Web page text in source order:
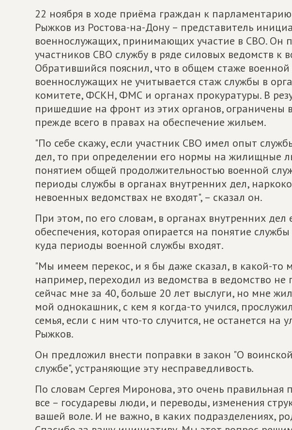
22 ноября в ходе приёма граждан к
Рыжков из Ростова-на-Дону – представитель
военнослужащих, принимающих участие в СВО. Он
участников СВО службу в ряде силовых ведомств к
Обратившийся пояснил, что в общем стаже
военнослужащих не учитывается стаж службы в
комитете, ФСКН, ФМС и органах прокуратуры. В
пришедшие на фронт из этих органов, ограничены
прежде всего в правах на обеспечение жильем.
"По себе скажу, если участник СВО имел опыт
дел, то при определении его нормы на жилищные
понятием общей продолжительностью военной
периоды службы в органах внутренних дел,
невоенных ведомствах не входят", – сказал он.
При этом, по его словам, в органах внутренних
обеспечения, которая опирается на понятие
куда периоды военной службы входят.
"Мы имеем перекос, и я бы даже сказал, в какой-то
например, переходил из ведомства в ведомство
сейчас мне за 40, больше 20 лет выслуги, но мне
мой однокашник, с кем я когда-то учился,
семья, если с ним что-то случится, не останется на
Рыжков.
Он предложил внести поправки в закон "О
службе", устраняющие эту несправедливость.
По словам Сергея Миронова, это очень правильная
все – государевы люди, и переводы, изменения
вашей воле. И не важно, в каких подразделениях,